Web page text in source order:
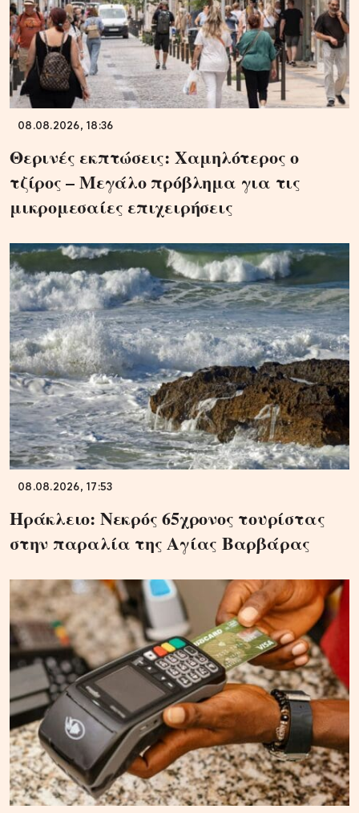
08.08.2026, 18:36
Θερινές εκπτώσεις: Χαμηλότερος ο
τζίρος – Μεγάλο πρόβλημα για τις
μικρομεσαίες επιχειρήσεις
08.08.2026, 17:53
Ηράκλειο: Νεκρός 65χρονος τουρίστας
στην παραλία της Αγίας Βαρβάρας